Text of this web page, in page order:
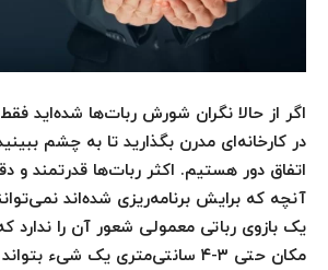
اگر از حالا نگران شورش ربات‌‌‌‌‌‌‌‌‌‌‌‌‌‌‌‌‌‌‌‌‌‌‌‌‌‌‌‌‌‌‌‌‌‌‌‌‌‌‌‌‌‌‌‌‌‌‌‌ها شده‌اید
در کارخانه‌ای مدرن بگذارید تا به چشم
اتفاق دور هستیم. اکثر ربات‌‌‌‌‌‌‌‌‌‌‌‌‌‌‌‌‌‌‌‌‌‌‌‌‌‌‌‌‌‌‌‌‌‌‌‌‌‌‌‌‌‌‌‌‌‌‌‌ها قدرتمند و
آنچه که برایش برنامه‌ریزی شده‌اند
یک بازوی رباتی معمولی شعور آن را ندارد
مکان حتی ۳-۴ سانتی‌متری یک شیء بتواند دوباره آن را بردارد